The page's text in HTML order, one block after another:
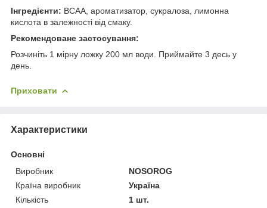
Інгредієнти: ВСАА, ароматизатор, сукралоза, лимонна
кислота в залежності від смаку.
Рекомендоване застосування:
Розчиніть 1 мірну ложку 200 мл води. Приймайте 3 десь у
день.
Приховати
Характеристики
Основні
Виробник
NOSOROG
Країна виробник
Україна
Кількість
1 шт.